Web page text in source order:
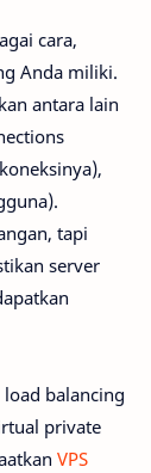
cara,
Anda miliki.
antara lain
tapi
server
balancing
private
VPS